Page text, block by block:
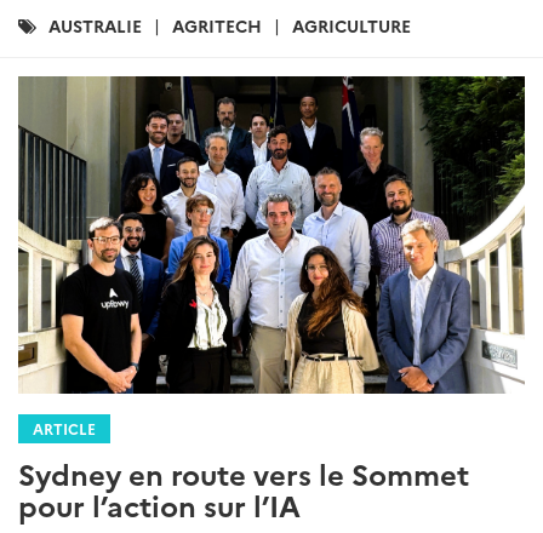
Catégories
AUSTRALIE AGRITECH AGRICULTURE
ARTICLE
Sydney en route vers le Sommet
pour l’action sur l’IA